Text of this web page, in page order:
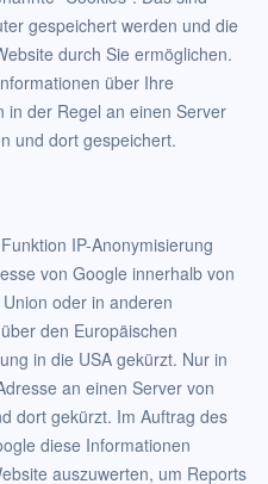
gespeichert werden und die
durch Sie ermöglichen.
über Ihre
in der Regel an einen Server
und dort gespeichert.
IP-Anonymisierung
von Google innerhalb von
oder in anderen
den Europäischen
in die USA gekürzt. Nur in
an einen Server von
dort gekürzt. Im Auftrag des
diese Informationen
auszuwerten, um Reports